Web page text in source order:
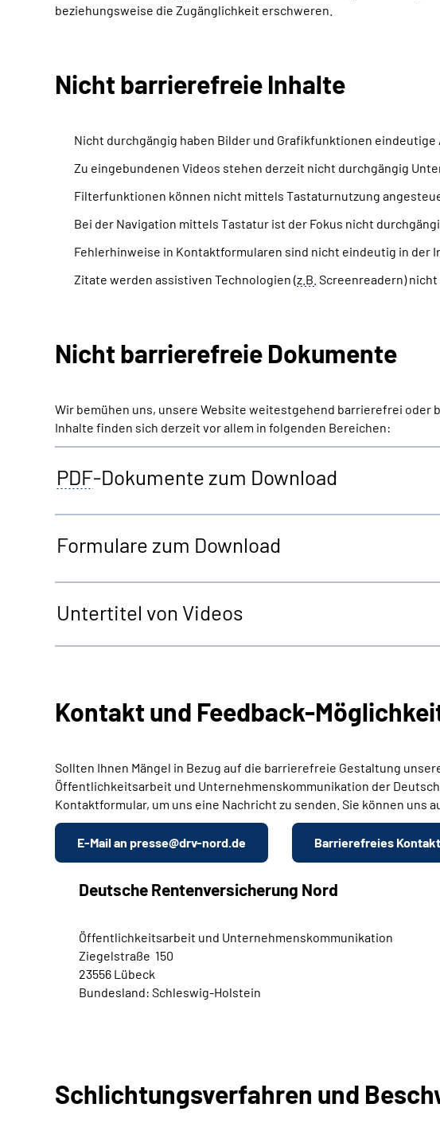
beziehungsweise die Zugänglichkeit erschweren.
Nicht barrierefreie Inhalte
Nicht durchgängig haben Bilder und Grafikfunktionen
Zu eingebundenen Videos stehen derzeit nicht durchgängig
Filterfunktionen können nicht mittels Tastaturnutzung
Bei der Navigation mittels Tastatur ist der Fokus nicht
Fehlerhinweise in Kontaktformularen sind nicht eindeutig in der
Zitate werden assistiven Technologien (z.B. Screenreadern)
Nicht barrierefreie Dokumente
Wir bemühen uns, unsere Website weitestgehend barrierefrei oder
Inhalte finden sich derzeit vor allem in folgenden Bereichen:
PDF-Dokumente zum Download
Formulare zum Download
Untertitel von Videos
Kontakt und Feedback-
Sollten Ihnen Mängel in Bezug auf die barrierefreie Gestaltung
Öffentlichkeitsarbeit und Unternehmenskommunikation der
Kontaktformular, um uns eine Nachricht zu senden. Sie können uns
E-Mail an presse@drv-nord.de Barrierefreies
Deutsche Rentenversicherung Nord
Öffentlichkeitsarbeit und Unternehmenskommunikation
Ziegelstraße 150
23556 Lübeck
Bundesland: Schleswig-Holstein
Schlichtungsverfahren und